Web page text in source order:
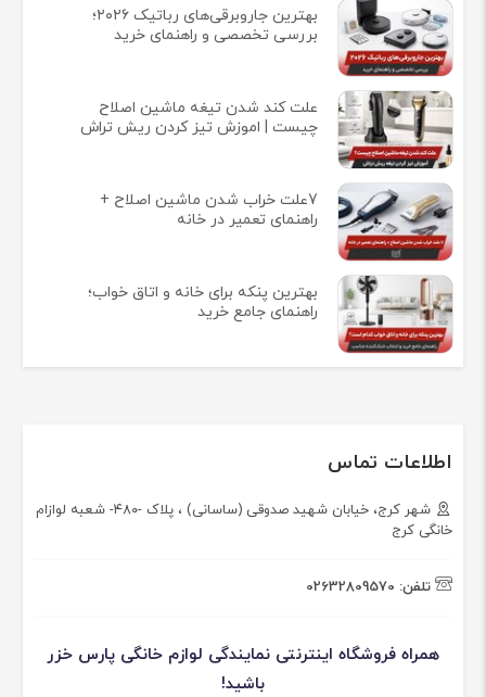
بهترین جاروبرقی‌های رباتیک ۲۰۲۶؛
بررسی تخصصی و راهنمای خرید
علت کند شدن تیغه ماشین اصلاح
چیست | اموزش تیز کردن ریش تراش
7علت خراب شدن ماشین اصلاح +
راهنمای تعمیر در خانه
بهترین پنکه برای خانه و اتاق خواب؛
راهنمای جامع خرید
اطلاعات تماس
شهر کرج، خیابان شهید صدوقی (ساسانی) ، پلاک -۴۸۰- شعبه لوازام
خانگی کرج
تلفن: 02632809570
همراه فروشگاه اینترنتی نمایندگی لوازم خانگی پارس خزر
باشید!